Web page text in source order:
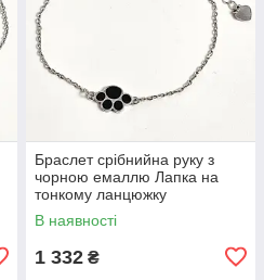
Браслет срібнийна руку з
чорною емаллю Лапка на
тонкому ланцюжку
В наявності
1 332 ₴